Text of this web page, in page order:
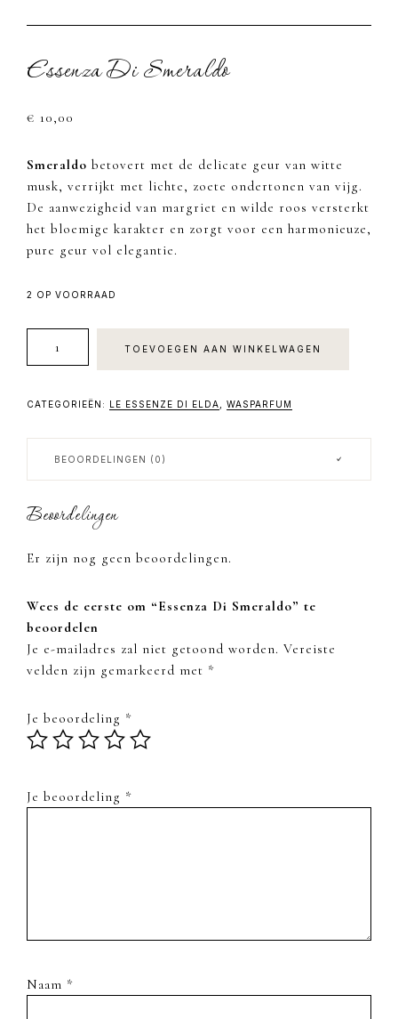
Essenza Di Smeraldo
€ 10,00
Smeraldo betovert met de delicate geur van witte
musk, verrijkt met lichte, zoete ondertonen van vijg.
De aanwezigheid van margriet en wilde roos versterkt
het bloemige karakter en zorgt voor een harmonieuze,
pure geur vol elegantie.
2 OP VOORRAAD
aantal
TOEVOEGEN AAN WINKELWAGEN
CATEGORIEËN: LE ESSENZE DI ELDA WASPARFUM
BEOORDELINGEN (0)
Beoordelingen
Er zijn nog geen beoordelingen.
Wees de eerste om “Essenza Di Smeraldo” te
beoordelen
Je e-mailadres zal niet getoond worden. Vereiste
velden zijn gemarkeerd met *
Je beoordeling *
Je beoordeling *
Naam *